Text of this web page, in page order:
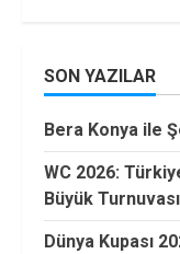
SON YAZILAR
Bera Konya ile
WC 2026:
Büyük
Dünya Kupası